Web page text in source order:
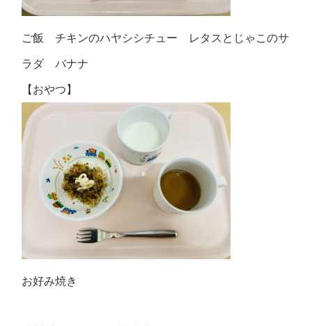
ご飯 チキンのハヤシシチュー レタスとじゃこのサ
ラダ バナナ
【おやつ】
お好み焼き